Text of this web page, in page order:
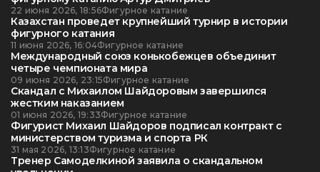
22 июня 2026, 18:56Фигурное катание
Казахстан проведет крупнейший турнир в истории
фигурного катания
11 июня 2026, 16:04Фигурное катание
Международный союз конькобежцев объединит
четыре чемпионата мира
09 июня 2026, 23:15Фигурное катание
Скандал с Михаилом Шайдоровым завершился
жестким наказанием
01 июня 2026, 19:33Фигурное катание
Фигурист Михаил Шайдоров подписал контракт с
министерством туризма и спорта РК
31 мая 2026, 13:13Фигурное катание
Тренер Самоделкиной заявила о скандальном